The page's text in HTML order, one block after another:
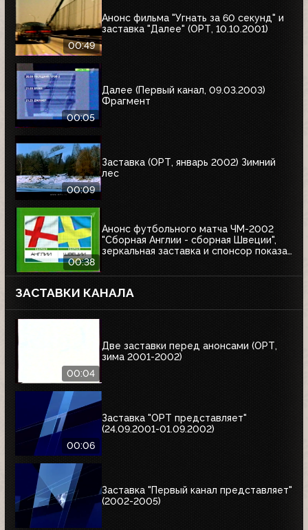
00:49
Анонс фильма "Угнать за 60 секунд" и
заставка "Далее" (ОРТ, 10.10.2001)
00:05
Далее (Первый канал, 09.03.2003)
Фрагмент
00:09
Заставка (ОРТ, январь 2002) Зимний
лес
00:38
Анонс футбольного матча ЧМ-2002
"Сборная Англии - сборная Швеции",
зеркальная заставка и спонсор показа
ЗАСТАВКИ КАНАЛА
00:04
Две заставки перед анонсами (ОРТ,
зима 2001-2002)
00:06
Заставка "ОРТ представляет"
(24.09.2001-01.09.2002)
Заставка "Первый канал представляет"
(2002-2005)